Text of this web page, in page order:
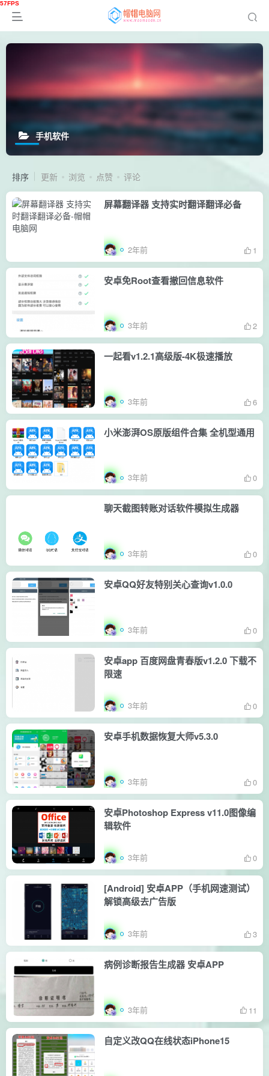
手机软件
排序 更新 浏览 点赞 评论
屏幕翻译器 支持实时翻译翻译必备
2年前 1
安卓免Root查看撤回信息软件
3年前 2
一起看v1.2.1高级版-4K极速播放
3年前 6
小米澎湃OS原版组件合集 全机型通用
3年前 0
聊天截图转账对话软件模拟生成器
3年前 0
安卓QQ好友特别关心查询v1.0.0
3年前 0
安卓app 百度网盘青春版v1.2.0 下载不
限速
3年前 0
安卓手机数据恢复大师v5.3.0
3年前 0
安卓Photoshop Express v11.0图像编
辑软件
3年前 0
[Android] 安卓APP（手机网速测试）
解锁高级去广告版
3年前 3
病例诊断报告生成器 安卓APP
3年前 11
自定义改QQ在线状态iPhone15